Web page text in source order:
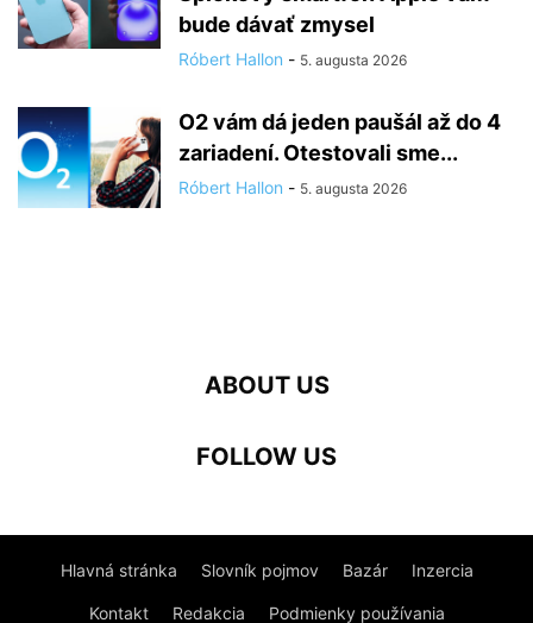
bude dávať zmysel
Róbert Hallon - 5. augusta 2026
O2 vám dá jeden paušál až do 4
zariadení. Otestovali sme...
Róbert Hallon - 5. augusta 2026
ABOUT US
FOLLOW US
Hlavná stránka Slovník pojmov Bazár Inzercia
Kontakt Redakcia Podmienky používania